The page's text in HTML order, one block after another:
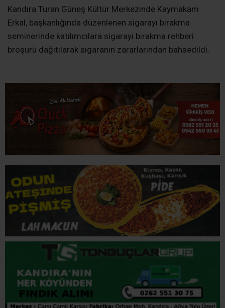
Kandıra Turan Güneş Kültür Merkezinde Kaymakam
Erkal, başkanlığında düzenlenen sigarayı bırakma
seminerinde katılımcılara sigarayı bırakma rehberi
broşürü dağıtılarak sigaranın zararlarından bahsedildi.